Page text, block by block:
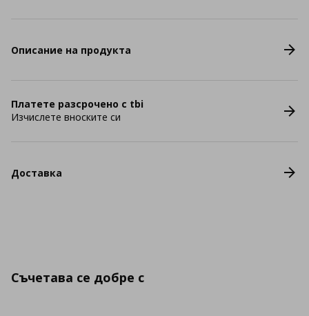
Описание на продукта
Платете разсрочено с tbi
Изчислете вноските си
Доставка
Съчетава се добре с